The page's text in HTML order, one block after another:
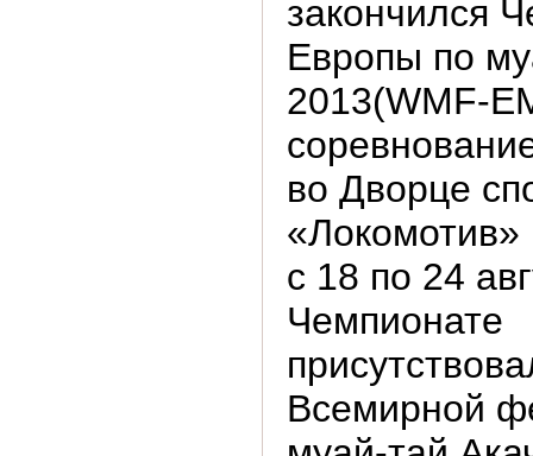
закончился
Европы по
2013(WMF-
во Дворце
с 18 по 24
Чемпионате
Всемирной